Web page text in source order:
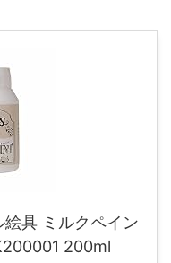
具 ミルクペイン
200ml